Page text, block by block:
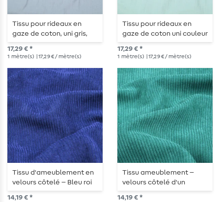
Tissu pour rideaux en
gaze de coton, uni gris,
280 cm de large
17,29 € *
1 mètre(s) | 17,29 € / mètre(s)
Tissu pour rideaux en
gaze de coton uni couleur
Vert menthe – 280 cm
17,29 € *
1 mètre(s) | 17,29 € / mètre(s)
Tissu d'ameublement en
velours côtelé – Bleu roi
14,19 € *
Tissu ameublement –
velours côtelé d'un
turquoise foncé profond
14,19 € *